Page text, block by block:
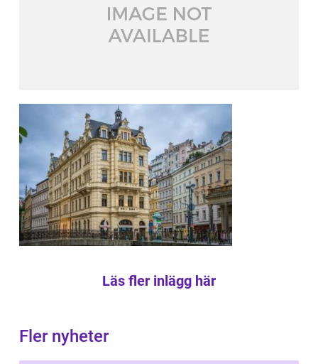
Läs fler inlägg här
Fler nyheter